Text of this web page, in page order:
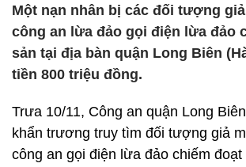
Một nạn nhân bị các đối tượng
công an lừa đảo gọi điện lừa đảo
sản tại địa bàn quận Long Biên
tiền 800 triệu đồng.
Trưa 10/11, Công an quận Long
khẩn trương truy tìm đối tượng giả
công an gọi điện lừa đảo chiếm đoạt